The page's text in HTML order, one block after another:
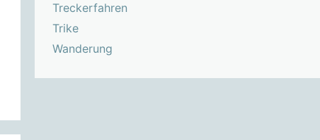
Treckerfahren
Trike
Wanderung